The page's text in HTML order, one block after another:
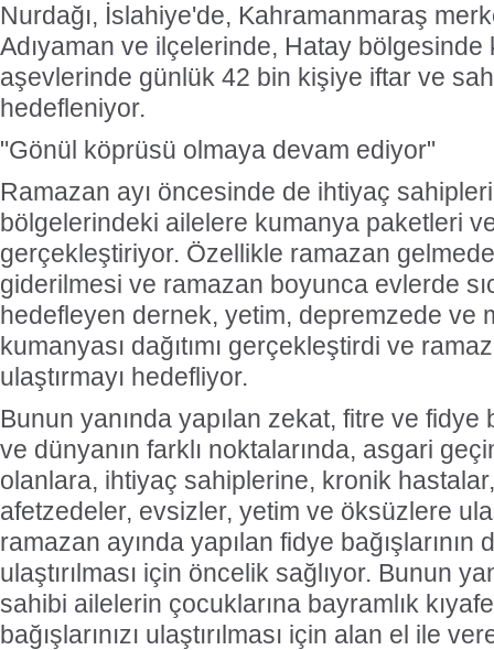
Nurdağı, İslahiye'de, Kahramanmaraş
Adıyaman ve ilçelerinde, Hatay bölgesinde
aşevlerinde günlük 42 bin kişiye iftar ve
hedefleniyor.
"Gönül köprüsü olmaya devam ediyor"
Ramazan ayı öncesinde de ihtiyaç
bölgelerindeki ailelere kumanya paketleri ve
gerçekleştiriyor. Özellikle ramazan
giderilmesi ve ramazan boyunca evlerde
hedefleyen dernek, yetim, depremzede ve
kumanyası dağıtımı gerçekleştirdi ve
ulaştırmayı hedefliyor.
Bunun yanında yapılan zekat, fitre ve fidye
ve dünyanın farklı noktalarında, asgari
olanlara, ihtiyaç sahiplerine, kronik
afetzedeler, evsizler, yetim ve öksüzlere
ramazan ayında yapılan fidye
ulaştırılması için öncelik sağlıyor. Bunun
sahibi ailelerin çocuklarına bayramlık
bağışlarınızı ulaştırılması için alan el ile